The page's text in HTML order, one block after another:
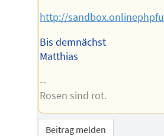
http://
Bis demnächst
Matthias
--
Rosen sind rot.
Beitrag melden